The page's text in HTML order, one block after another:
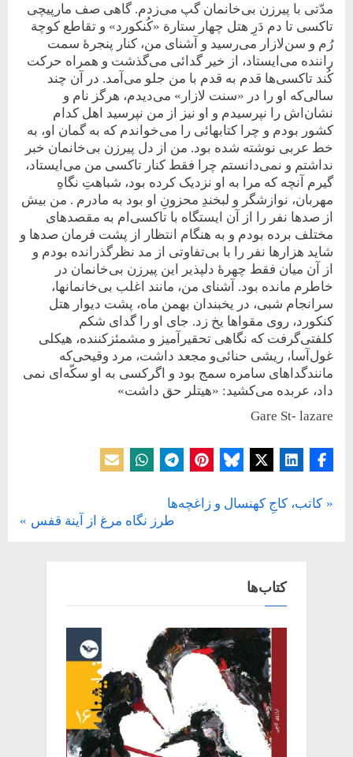
مدّتی با پیرزن بی‌خانمان گپ می‌زدم. گاهی صف مارپیچی
تاکسی تا دم دَرِ هتل چهار ستارة «کُنکورد» و تقاطع کوچة
رُم و سن‌لازار می‌رسید و آشنای من، کنار پنجرۀ سمت
راننده می‌ایستاد، از خیر گدائی می‌گذشت و همراه حرکت
کُند تاکسی‌ها قدم به قدم با من‌ جلو می‌آمد. در‌‌ آن چند
سالی‌که او را در «سنت لازار» می‌دیدم، هرگز نام و
نشان‌اش را نپرسیدم و او نیز از من نپرسید اهل کدام
کشور بودم و چرا کتابهائی را می‌خواندم که به گمان او، به
خط عربی نوشته شده بود. من از دل پیرزن بی‌خانمان خبر
نداشتم و نمی‌دانستم چرا فقط کنار تاکسی من می‌ایستاد،
گیرم ‌آنچه که مرا به او نزدیک کرده بود، شباهتِ نگاهِ
مهربان، نوازشگر و لبخندِ محزونِ ‌او بود به مادرم . من بیش
از صدها نفر را از آن ایستگاه با تاکسی‌ام به مقصدهای
مختلف برده بودم و به هنگام انتظار از پشت فرمان صدها و
شاید هزارها نفر را با بی‌تفاوتی‌ از مد نظرگذرانده بودم و
از آن میان فقط چهرۀ دلپذیر این پیرزن بی‌خانمان در
خاطرم مانده بود. آشنای من، مانند اغلب‌ بی‌خانمانها،
سرانجام شبی، در‌ یخبندان بهمن ماه، پشت دیوار هتل
کنکورد، روی مقواها یخ زد. جای او را‌ گدای شکم
کلفتی‌گرفت که نگاهی تحقیر‌آمیز و مشمئزکننده، هیکلی
غول‌آسا، ریشی ‌‌‌حنائی‌و مجعد داشت، مرد وقیحی‌که
مانندگداهای سامره سمج بود و اگر‌کسی به او سکّه‌ای نمی
داد، عربده می‌کشید: «هیتلر حق داشت»
Gare St- lazare
یادداشت
راهبری
P
کاتب، کاجِ کهنسال و زاغچه‌ها
N
s
t
:
طرز نگاه مرغ از آينة قفس
کتاب‌ها